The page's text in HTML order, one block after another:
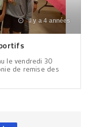
il y a 4 années
le vendredi 30
de remise des